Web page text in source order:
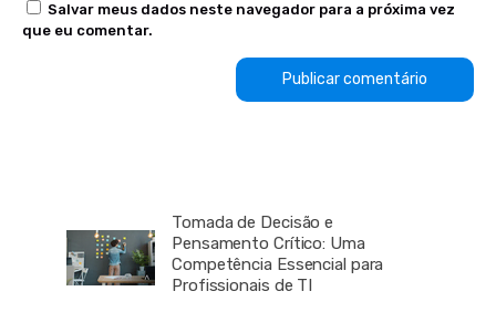
Salvar meus dados neste navegador para a próxima vez
que eu comentar.
Tomada de Decisão e
Pensamento Crítico: Uma
Competência Essencial para
Profissionais de TI